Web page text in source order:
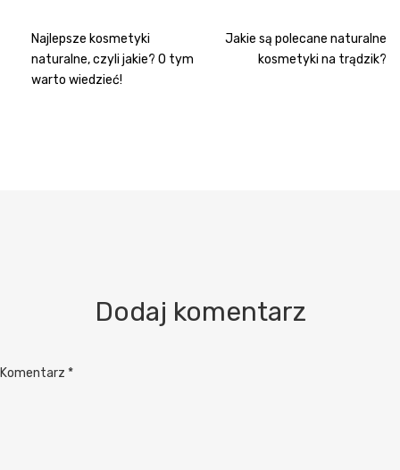
Nawigacja
wpisu
Najlepsze kosmetyki
naturalne, czyli jakie? O tym
warto wiedzieć!
Jakie są polecane naturalne
kosmetyki na trądzik?
Dodaj komentarz
Komentarz *